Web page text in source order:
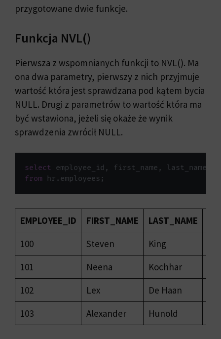
przygotowane dwie funkcje.
Funkcja NVL()
Pierwsza z wspomnianych funkcji to NVL(). Ma
ona dwa parametry, pierwszy z nich przyjmuje
wartość która jest sprawdzana pod kątem bycia
NULL. Drugi z parametrów to wartość która ma
być wstawiona, jeżeli się okaże że wynik
sprawdzenia zwrócił NULL.
select employee_id , first_name , last_name
from hr . employees ;
EMPLOYEE_ID FIRST_NAME LAST_NAME
100
Steven King
101
Neena Kochhar
102
Lex De Haan
103
Alexander Hunold